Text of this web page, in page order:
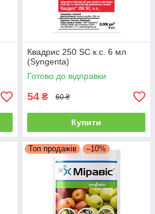
Квадрис 250 SC к.с. 6 мл
(Syngenta)
Готово до відправки
54 ₴ 60 ₴
Купити
Топ продажів –10%